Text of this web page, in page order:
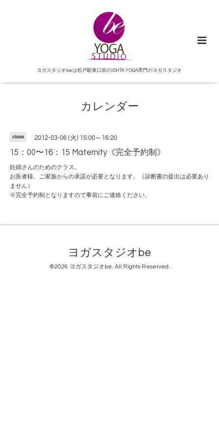
ヨガスタジオbeは松戸駅東口前のISHTA YOGA専門のヨガスタジオ
カレンダー
class 2012-03-06 (火) 15:00～16:20
15：00〜16：15 Maternity《完全予約制》
妊婦さんのためのクラス。
お医者様、ご家族からの承諾が必要となります。（診断書の提出は必要あり
ません）
※完全予約制となりますので事前にご連絡ください。
ヨガスタジオbe
©2026 ヨガスタジオbe. All Rights Reserved.